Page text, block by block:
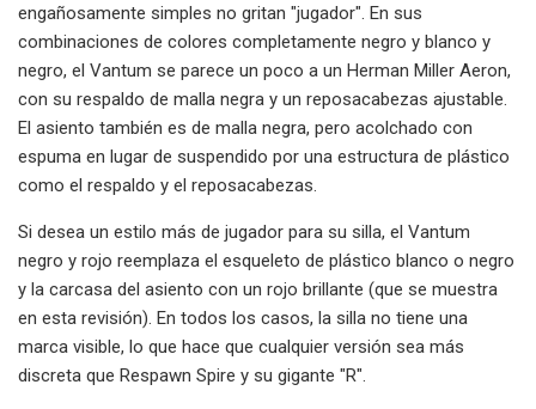
engañosamente simples no gritan "jugador". En sus
combinaciones de colores completamente negro y blanco y
negro, el Vantum se parece un poco a un Herman Miller Aeron,
con su respaldo de malla negra y un reposacabezas ajustable.
El asiento también es de malla negra, pero acolchado con
espuma en lugar de suspendido por una estructura de plástico
como el respaldo y el reposacabezas.
Si desea un estilo más de jugador para su silla, el Vantum
negro y rojo reemplaza el esqueleto de plástico blanco o negro
y la carcasa del asiento con un rojo brillante (que se muestra
en esta revisión). En todos los casos, la silla no tiene una
marca visible, lo que hace que cualquier versión sea más
discreta que Respawn Spire y su gigante "R".